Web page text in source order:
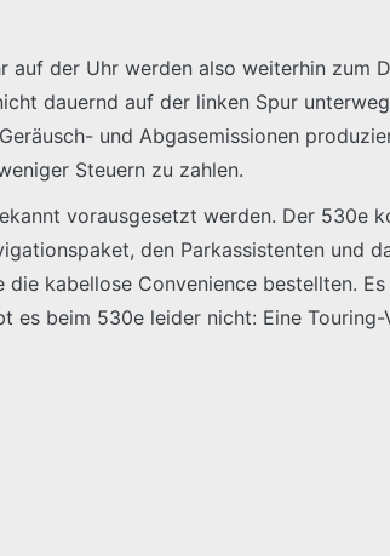
der Uhr werden also weiterhin zum
dauernd auf der linken Spur
und Abgasemissionen
Steuern zu zahlen.
vorausgesetzt werden. Der 530e
den Parkassistenten und
kabellose Convenience bestellten.
es beim 530e leider nicht: Eine Touring-